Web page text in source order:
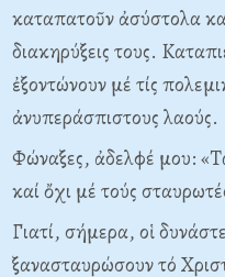
καταπατοῦν ἀσύστολα
διακηρύξεις τους.
ἐξοντώνουν μέ τίς
ἀνυπεράσπιστους λαούς.
Φώναξες, ἀδελφέ μου:
καί ὄχι μέ τούς
Γιατί, σήμερα, οἱ
ξανασταυρώσουν τό